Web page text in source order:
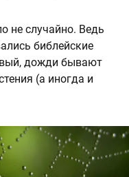
не случайно. Ведь
библейские
дожди бывают
(а иногда и